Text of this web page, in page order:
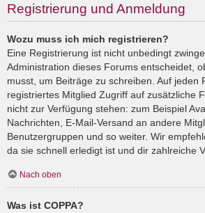
Registrierung und Anmeldung
Wozu muss ich mich registrieren?
Eine Registrierung ist nicht unbedingt
Administration dieses Forums entscheidet,
musst, um Beiträge zu schreiben. Auf jeden
registriertes Mitglied Zugriff auf zusätzliche
nicht zur Verfügung stehen: zum Beispiel
Nachrichten, E-Mail-Versand an andere
Benutzergruppen und so weiter. Wir
da sie schnell erledigt ist und dir zahlreiche
Nach oben
Was ist COPPA?